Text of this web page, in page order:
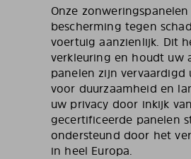
Onze
bescherming tegen
voertuig aanzienlijk. Dit
verkleuring en houdt uw
panelen zijn
voor duurzaamheid en
uw privacy door inkijk
gecertificeerde panelen
ondersteund door het
in heel Europa.